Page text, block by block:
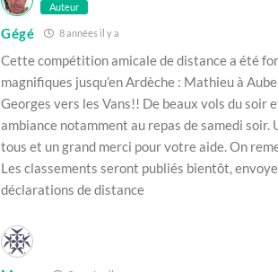
Auteur
Gégé 8 années il y a
Cette compétition amicale de distance a été
magnifiques jusqu’en Ardèche : Mathieu à
Georges vers les Vans!! De beaux vols du soir
ambiance notamment au repas de samedi soir.
tous et un grand merci pour votre aide. On
Les classements seront publiés bientôt,
déclarations de distance